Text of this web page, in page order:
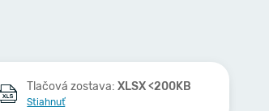
Tlačová zostava:XLSX <200KB
Stiahnuť